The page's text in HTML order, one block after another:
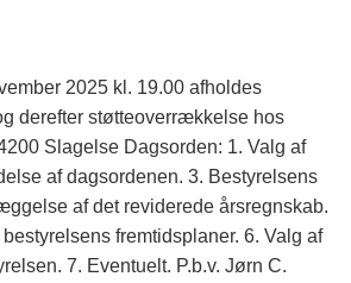
2025 kl. 19.00 afholdes
derefter støtteoverrækkelse hos
Slagelse Dagsorden: 1. Valg af
af dagsordenen. 3. Bestyrelsens
af det reviderede årsregnskab.
fremtidsplaner. 6. Valg af
7. Eventuelt. P.b.v. Jørn C.